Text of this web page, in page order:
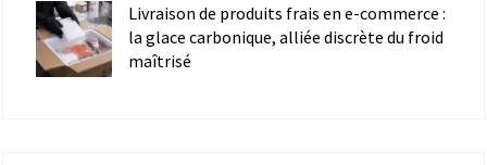
Livraison de produits frais en e-commerce :
la glace carbonique, alliée discrète du froid
maîtrisé